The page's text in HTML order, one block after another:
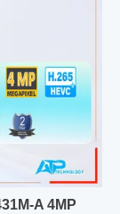
A 4MP